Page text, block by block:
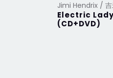
Jimi Hendrix / 吉
Electric
(CD+DVD)